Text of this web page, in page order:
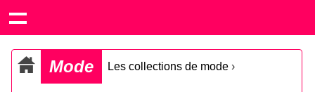
Mode Les collections de mode ›